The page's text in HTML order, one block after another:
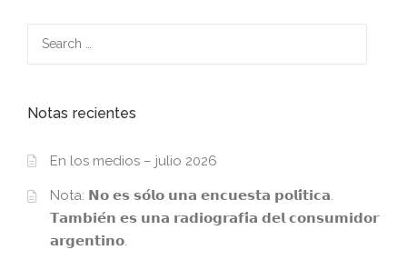
Notas recientes
En los medios – julio 2026
Nota: 𝗡𝗼 𝗲𝘀 𝘀𝗼́𝗹𝗼 𝘂𝗻𝗮 𝗲𝗻𝗰𝘂𝗲𝘀𝘁𝗮 𝗽𝗼𝗹𝗶́𝘁𝗶𝗰𝗮.
𝗧𝗮𝗺𝗯𝗶𝗲́𝗻 𝗲𝘀 𝘂𝗻𝗮 𝗿𝗮𝗱𝗶𝗼𝗴𝗿𝗮𝗳𝗶́𝗮 𝗱𝗲𝗹 𝗰𝗼𝗻𝘀𝘂𝗺𝗶𝗱𝗼𝗿
𝗮𝗿𝗴𝗲𝗻𝘁𝗶𝗻𝗼.